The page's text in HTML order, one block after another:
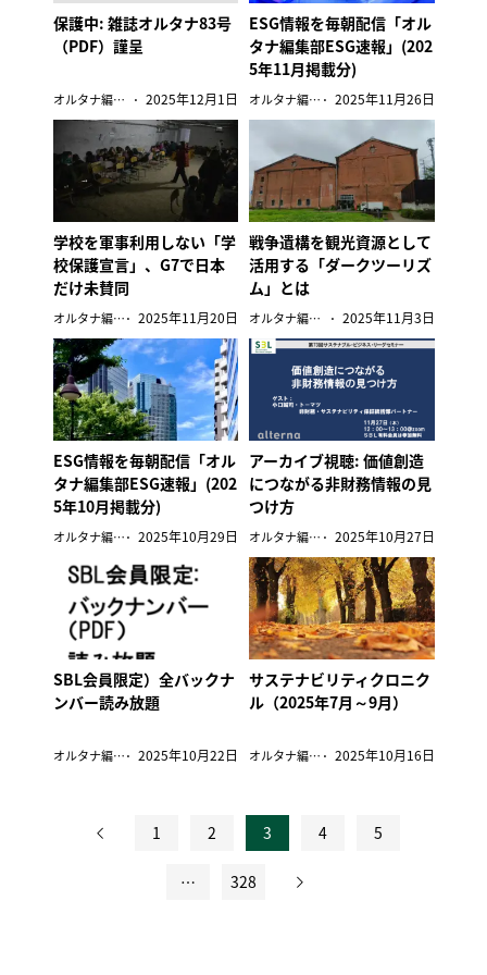
保護中: 雑誌オルタナ83号
（PDF）謹呈
オルタナ編集部 2025年12月1日
ESG情報を毎朝配信「オル
タナ編集部ESG速報」(202
5年11月掲載分)
オルタナ編集部 2025年11月26日
学校を軍事利用しない「学
校保護宣言」、G7で日本
だけ未賛同
オルタナ編集部 2025年11月20日
戦争遺構を観光資源として
活用する「ダークツーリズ
ム」とは
オルタナ編集部 2025年11月3日
ESG情報を毎朝配信「オル
タナ編集部ESG速報」(202
5年10月掲載分)
オルタナ編集部 2025年10月29日
アーカイブ視聴: 価値創造
につながる非財務情報の見
つけ方
オルタナ編集部 2025年10月27日
SBL会員限定）全バックナ
ンバー読み放題
オルタナ編集部 2025年10月22日
サステナビリティクロニク
ル（2025年7月～9月）
オルタナ編集部 2025年10月16日
投
1 2 3 4 5
… 328